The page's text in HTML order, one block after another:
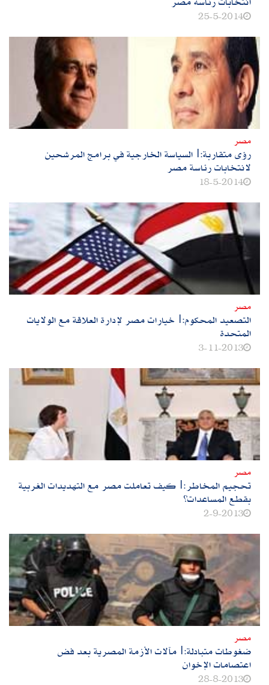
25-5-2014
مصر
رؤى متقاربة:|السياسة الخارجية في برامج المرشحين
لانتخابات رئاسة مصر
18-5-2014
مصر
التصعيد المحكوم:|خيارات مصر لإدارة العلاقة مع الولايات
المتحدة
3-11-2013
مصر
تحجيم المخاطر:|كيف تعاملت مصر مع التهديدات الغربية
بقطع المساعدات؟
2-9-2013
مصر
ضغوطات متبادلة:|مآلات الأزمة المصرية بعد فض
اعتصامات الإخوان
28-8-2013